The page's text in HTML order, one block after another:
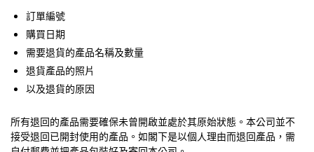
訂單編號
購買日期
需要退貨的產品名稱及數量
退貨產品的照片
以及退貨的原因
所有退回的產品需要確保未曾開啟並處於其原始狀態。本公司並不
接受退回已開封使用的產品。如閣下是以個人理由而退回產品，需